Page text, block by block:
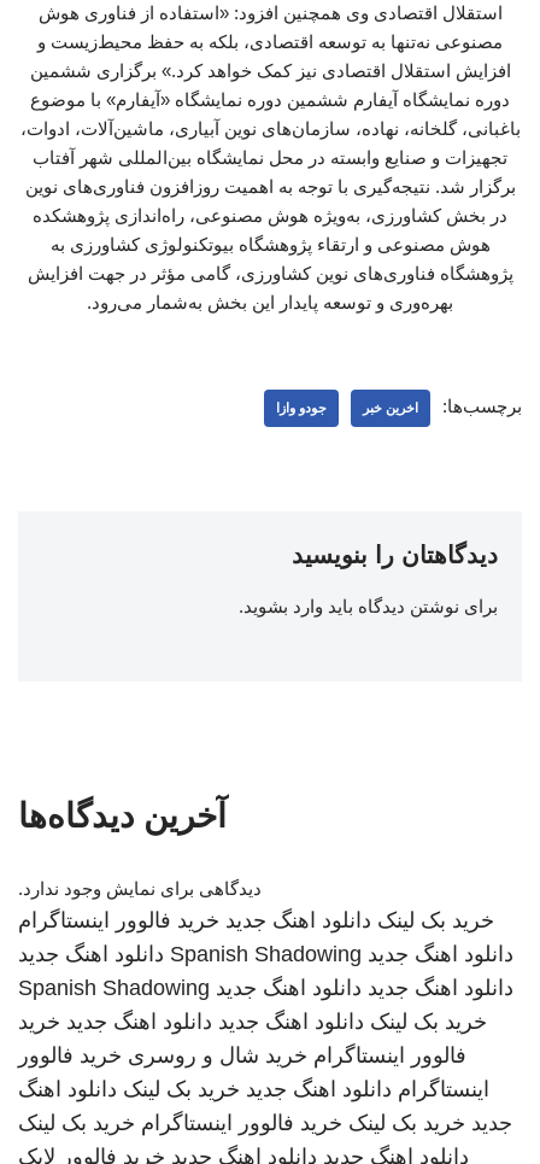
استقلال اقتصادی وی همچنین افزود: «استفاده از فناوری هوش
مصنوعی نه‌تنها به توسعه اقتصادی، بلکه به حفظ محیط‌زیست و
افزایش استقلال اقتصادی نیز کمک خواهد کرد.» برگزاری ششمین
دوره نمایشگاه آیفارم ششمین دوره نمایشگاه «آیفارم» با موضوع
باغبانی، گلخانه، نهاده، سازمان‌های نوین آبیاری، ماشین‌آلات، ادوات،
تجهیزات و صنایع وابسته در محل نمایشگاه بین‌المللی شهر آفتاب
برگزار شد. نتیجه‌گیری با توجه به اهمیت روزافزون فناوری‌های نوین
در بخش کشاورزی، به‌ویژه هوش مصنوعی، راه‌اندازی پژوهشکده
هوش مصنوعی و ارتقاء پژوهشگاه بیوتکنولوژی کشاورزی به
پژوهشگاه فناوری‌های نوین کشاورزی، گامی مؤثر در جهت افزایش
بهره‌وری و توسعه پایدار این بخش به‌شمار می‌رود.
برچسب‌ها: اخرین خبر جودو وازا
دیدگاهتان را بنویسید
برای نوشتن دیدگاه باید وارد بشوید.
آخرین دیدگاه‌ها
دیدگاهی برای نمایش وجود ندارد.
خرید بک لینک دانلود اهنگ جدید خرید فالوور اینستاگرام
دانلود اهنگ جدید Spanish Shadowing دانلود اهنگ جدید
دانلود اهنگ جدید دانلود اهنگ جدید Spanish Shadowing
خرید بک لینک دانلود اهنگ جدید دانلود اهنگ جدید خرید
فالوور اینستاگرام خرید شال و روسری خرید فالوور
اینستاگرام دانلود اهنگ جدید خرید بک لینک دانلود اهنگ
جدید خرید بک لینک خرید فالوور اینستاگرام خرید بک لینک
دانلود اهنگ جدید دانلود اهنگ جدید خرید فالوور لایک